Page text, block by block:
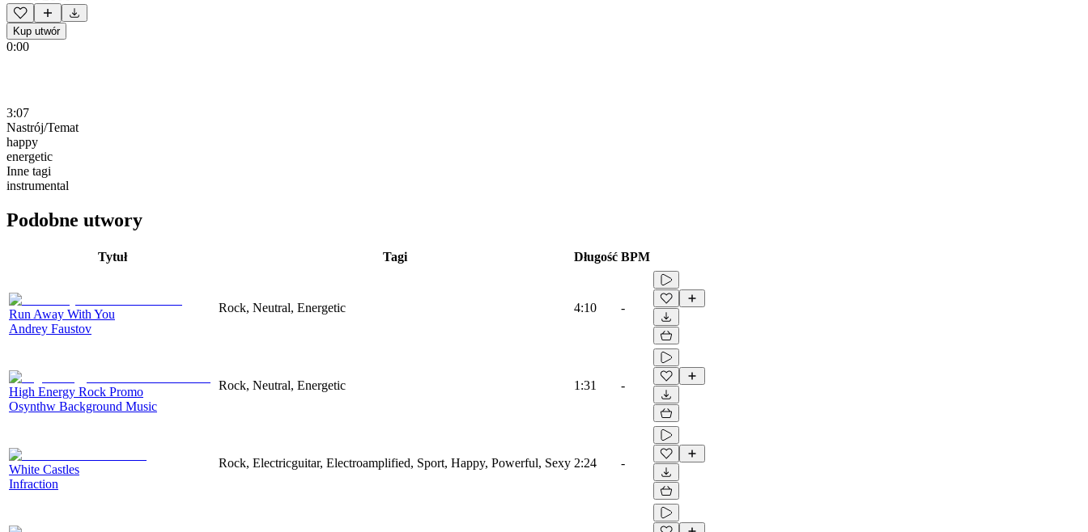
Kup utwór
0:00
3:07
Nastrój/Temat
happy
energetic
Inne tagi
instrumental
Podobne utwory
Tytuł Tagi Długość BPM
Run Away With You
Andrey Faustov
Rock, Neutral, Energetic 4:10 -
High Energy Rock Promo
Osynthw Background Music
Rock, Neutral, Energetic 1:31 -
White Castles
Infraction
Rock, Electricguitar, Electroamplified, Sport, Happy, Powerful, Sexy 2:24 -